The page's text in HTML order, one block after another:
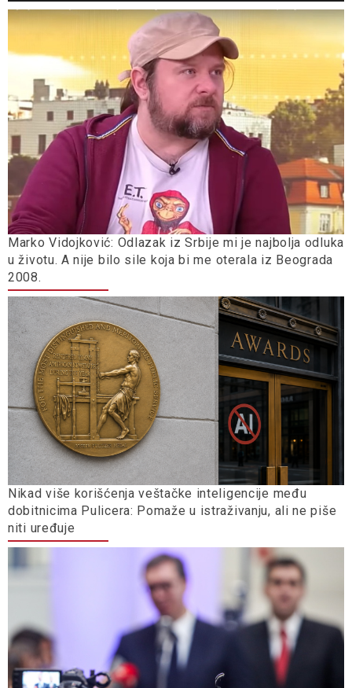
Marko Vidojković: Odlazak iz Srbije mi je najbolja odluka
u životu. A nije bilo sile koja bi me oterala iz Beograda
2008.
Nikad više korišćenja veštačke inteligencije među
dobitnicima Pulicera: Pomaže u istraživanju, ali ne piše
niti uređuje